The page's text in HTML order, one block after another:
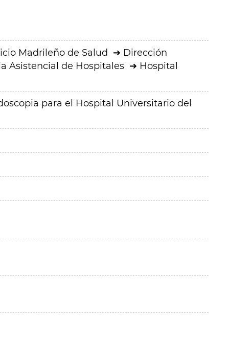
Madrileño de Salud
Dirección
Asistencial de Hospitales
Hospital
para el Hospital Universitario del